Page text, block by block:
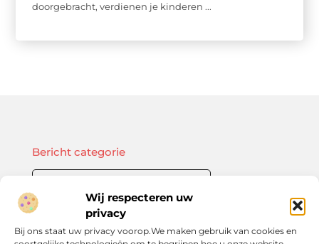
Wij respecteren uw
privacy
Bij ons staat uw privacy voorop.We maken gebruik van cookies en
doorgebracht, verdienen je kinderen ...
Onze informatie
Bericht categorie